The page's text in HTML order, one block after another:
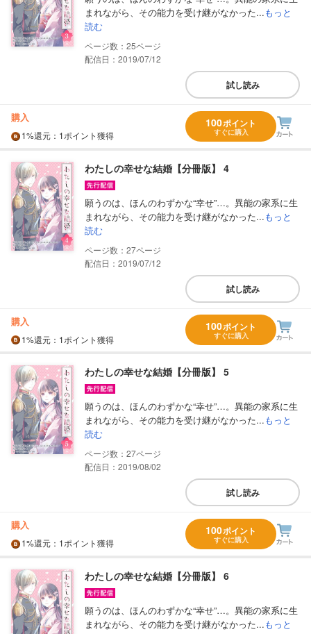
まれながら、その能力を受け継がなかった...もっと
読む
25
配信日：2019/07/12
試し読み
購入
1%還元 ：1ポイント獲得
100ポイント
すぐに購入
わたしの幸せな結婚【分冊版】 4
願うのは、ほんのわずかな“幸せ”…。異能の家系に生
まれながら、その能力を受け継がなかった...もっと
読む
27
配信日：2019/07/12
試し読み
購入
1%還元 ：1ポイント獲得
100ポイント
すぐに購入
わたしの幸せな結婚【分冊版】 5
願うのは、ほんのわずかな“幸せ”…。異能の家系に生
まれながら、その能力を受け継がなかった...もっと
読む
27
配信日：2019/08/02
試し読み
購入
1%還元 ：1ポイント獲得
100ポイント
すぐに購入
わたしの幸せな結婚【分冊版】 6
願うのは、ほんのわずかな“幸せ”…。異能の家系に生
まれながら、その能力を受け継がなかった...もっと